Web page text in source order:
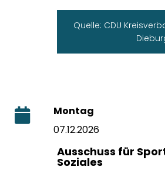
Quelle: CDU
Montag
07.12.2026
Ausschuss für
Soziales